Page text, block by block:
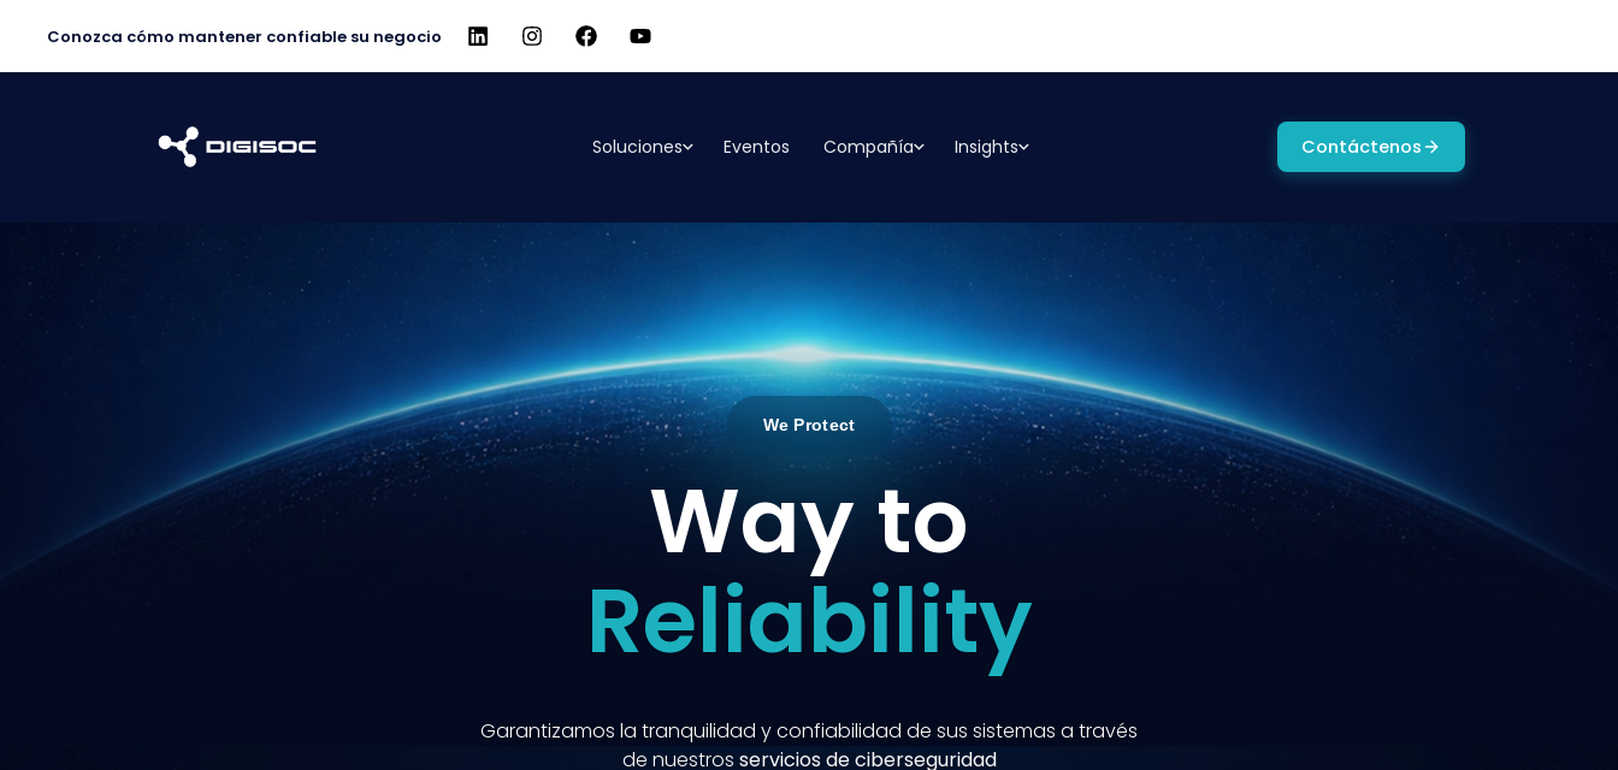
Conozca cómo mantener confiable su negocio
Soluciones Eventos Compañía Insights Contáctenos
We Protect
Way to
Reliability
Garantizamos la tranquilidad y confiabilidad de sus sistemas a través
de nuestros servicios de ciberseguridad